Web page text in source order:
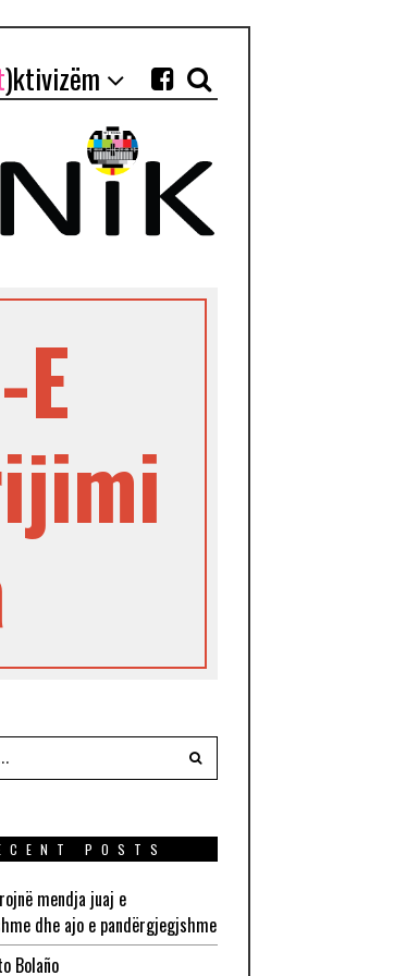
)ktivizëm
POSTS
mendja juaj e
dhe ajo e pandërgjegjshme
Bolaño